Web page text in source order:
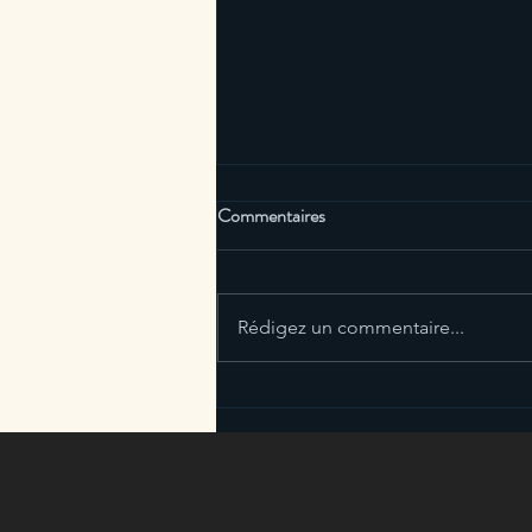
Comment arrêter de courir après
courir après le temps, mais voici
quelques idées qui peuvent vous
Commentaires
Rédigez un commentaire...